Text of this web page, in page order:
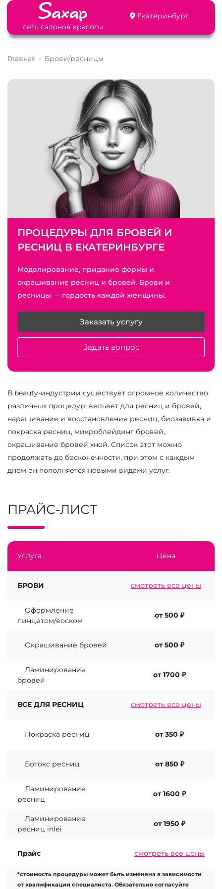
сеть салонов красоты
Екатеринбург
Главная - Брови/ресницы
ПРОЦЕДУРЫ ДЛЯ БРОВЕЙ И
РЕСНИЦ В ЕКАТЕРИНБУРГЕ
Моделирование, придание формы и
окрашивание ресниц и бровей. Брови и
ресницы — гордость каждой женщины.
Заказать услугу
Задать вопрос
В beauty-индустрии существует огромное количество
различных процедур: вельвет для ресниц и бровей,
наращивание и восстановление ресниц, биозавивка и
покраска ресниц, микроблейдинг бровей,
окрашивание бровей хной. Список этот можно
продолжать до бесконечности, при этом с каждым
днем он пополняется новыми видами услуг.
ПРАЙС-ЛИСТ
Услуга Цена
БРОВИ смотреть все цены
Оформление
пинцетом/воском
от 500 ₽
Окрашивание бровей от 500 ₽
Ламинирование
бровей
от 1700 ₽
ВСЕ ДЛЯ РЕСНИЦ смотреть все цены
Покраска ресниц от 350 ₽
Ботокс ресниц от 850 ₽
Ламинирование
ресниц
от 1600 ₽
Ламинирование
ресниц inlei
от 1950 ₽
Прайс смотреть все цены
*стоимость процедуры может быть изменена в зависимости
от квалификации специалиста. Обязательно согласуйте